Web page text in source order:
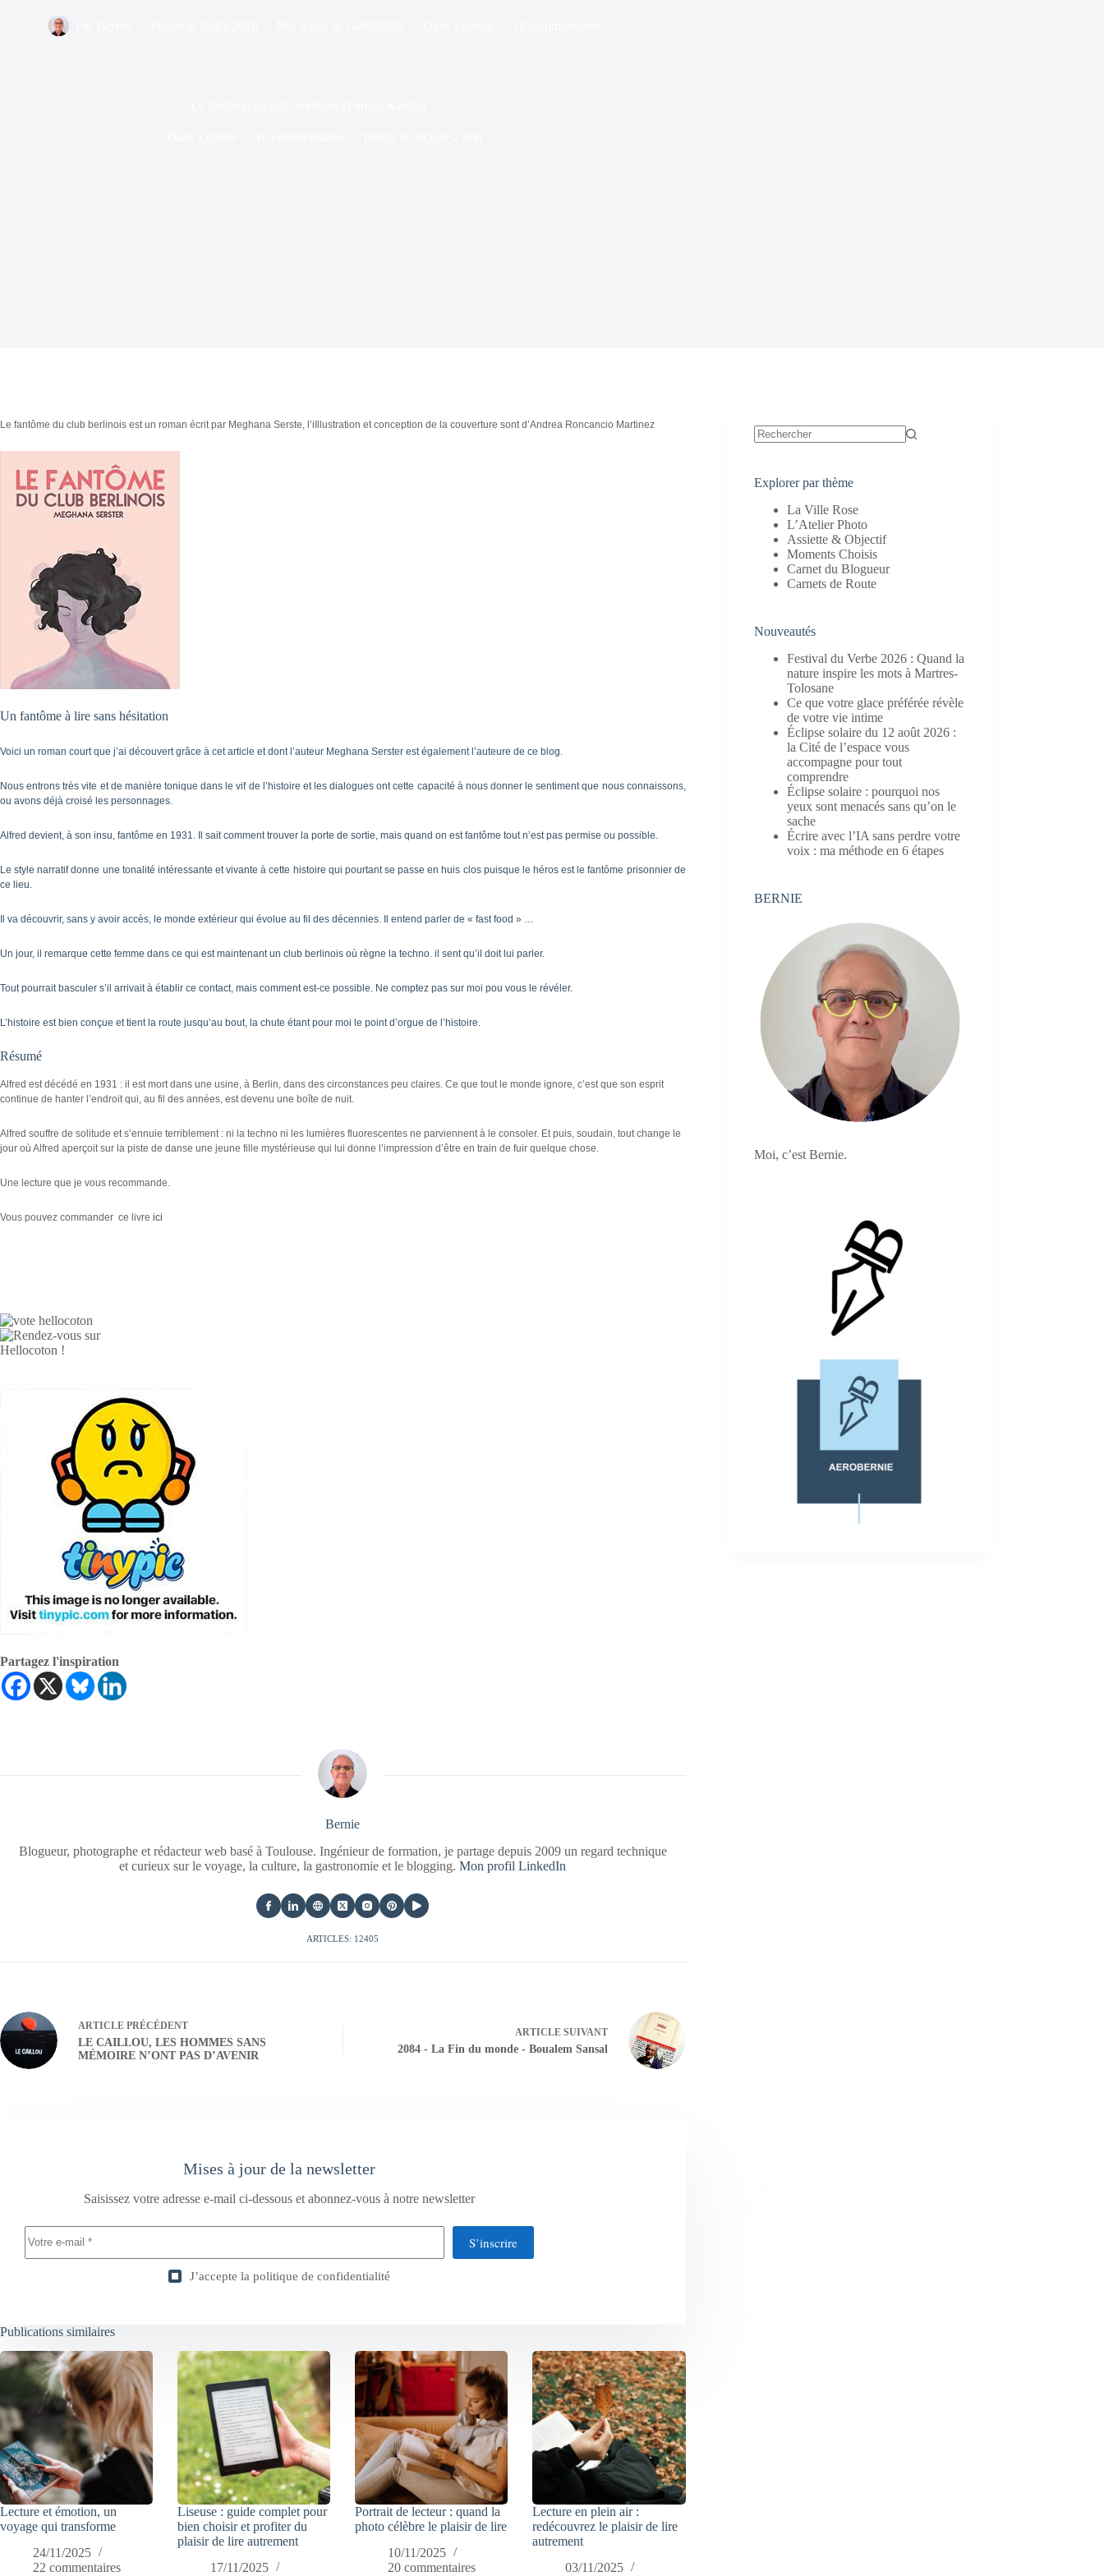
Le fantôme du club berlinois est un roman écrit par Meghana Serste, l’iIllustration et conception de la couverture sont d’Andrea Roncancio Martinez
Un fantôme à lire sans hésitation
Voici un roman court que j’ai découvert grâce à cet article et dont l’auteur Meghana Serster est également l’auteure de ce blog.
Nous entrons très vite et de manière tonique dans le vif de l’histoire et les dialogues ont cette capacité à nous donner le sentiment que nous connaissons,
ou avons déjà croisé les personnages.
Alfred devient, à son insu, fantôme en 1931. Il sait comment trouver la porte de sortie, mais quand on est fantôme tout n’est pas permise ou possible.
Le style narratif donne une tonalité intéressante et vivante à cette histoire qui pourtant se passe en huis clos puisque le héros est le fantôme prisonnier de
ce lieu.
Il va découvrir, sans y avoir accès, le monde extérieur qui évolue au fil des décennies. Il entend parler de « fast food » …
Un jour, il remarque cette femme dans ce qui est maintenant un club berlinois où règne la techno. il sent qu’il doit lui parler.
Tout pourrait basculer s’il arrivait à établir ce contact, mais comment est-ce possible. Ne comptez pas sur moi pou vous le révéler.
L’histoire est bien conçue et tient la route jusqu’au bout, la chute étant pour moi le point d’orgue de l’histoire.
Résumé
Alfred est décédé en 1931 : il est mort dans une usine, à Berlin, dans des circonstances peu claires. Ce que tout le monde ignore, c’est que son esprit
continue de hanter l’endroit qui, au fil des années, est devenu une boîte de nuit.
Alfred souffre de solitude et s’ennuie terriblement : ni la techno ni les lumières fluorescentes ne parviennent à le consoler. Et puis, soudain, tout change le
jour où Alfred aperçoit sur la piste de danse une jeune fille mystérieuse qui lui donne l’impression d’être en train de fuir quelque chose.
Une lecture que je vous recommande.
Vous pouvez commander ce livre ici
Partagez l'inspiration
Bernie
Blogueur, photographe et rédacteur web basé à Toulouse. Ingénieur de formation, je partage depuis 2009 un regard technique
et curieux sur le voyage, la culture, la gastronomie et le blogging.Mon profil LinkedIn
ARTICLES: 12405
ARTICLE PRÉCÉDENT
LE CAILLOU, LES HOMMES SANS
MÉMOIRE N’ONT PAS D’AVENIR
ARTICLESUIVANT
2084 - La Fin du monde - Boualem Sansal
Mises à jour de la newsletter
Saisissez votre adresse e-mail ci-dessous et abonnez-vous à notre newsletter
S’inscrire
J’accepte la politique de confidentialité
Publications similaires
Lecture et émotion, un
voyage qui transforme
24/11/2025
22 commentaires
Liseuse : guide complet pour
bien choisir et profiter du
plaisir de lire autrement
17/11/2025
Portrait de lecteur : quand la
photo célèbre le plaisir de lire
10/11/2025
20 commentaires
Lecture en plein air :
redécouvrez le plaisir de lire
autrement
03/11/2025
Explorer par thème
La Ville Rose
L’Atelier Photo
Assiette & Objectif
Moments Choisis
Carnet du Blogueur
Carnets de Route
Nouveautés
Festival du Verbe 2026 : Quand la
nature inspire les mots à Martres-
Tolosane
Ce que votre glace préférée révèle
de votre vie intime
Éclipse solaire du 12 août 2026 :
la Cité de l’espace vous
accompagne pour tout
comprendre
Éclipse solaire : pourquoi nos
yeux sont menacés sans qu’on le
sache
Écrire avec l’IA sans perdre votre
voix : ma méthode en 6 étapes
BERNIE
Moi, c’est Bernie.